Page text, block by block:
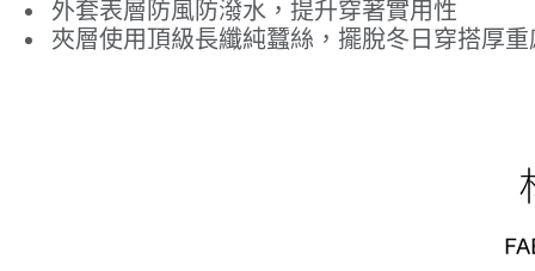
外套表層防風防潑水，提升穿著實用性
夾層使用頂級長纖純蠶絲，擺脫冬日穿搭厚重